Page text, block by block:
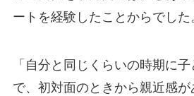
ートを経験したことからでした
「自分と同じくらいの時期に
で、初対面のときから親近感